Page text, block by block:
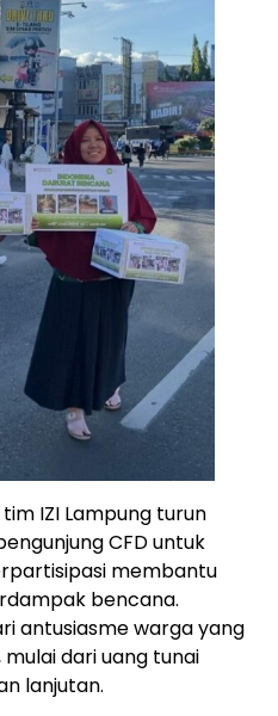
IZI Lampung turun
CFD untuk
membantu
bencana.
antusiasme warga yang
dari uang tunai
lanjutan.